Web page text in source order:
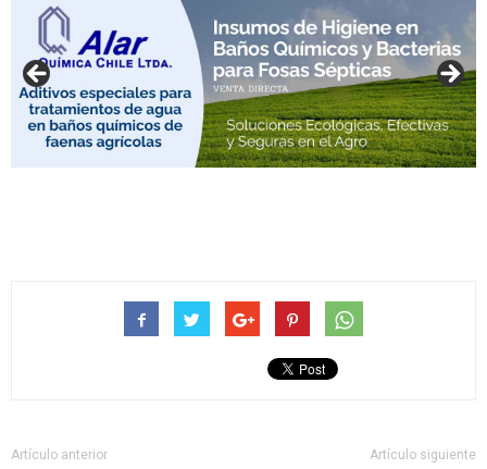
Artículo anterior Artículo siguiente